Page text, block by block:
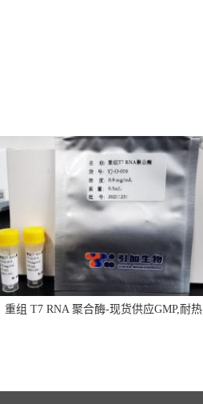
重组 T7 RNA 聚合酶-现货供应GMP,耐热